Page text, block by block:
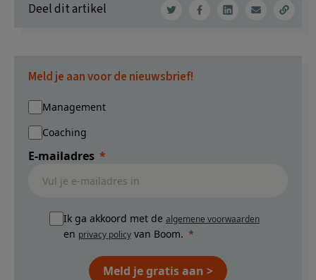
Deel dit artikel
Meld je aan voor de nieuwsbrief!
Management
Coaching
E-mailadres
Ik ga akkoord met de algemene voorwaarden
en privacy policy van Boom.
Meld je gratis aan >